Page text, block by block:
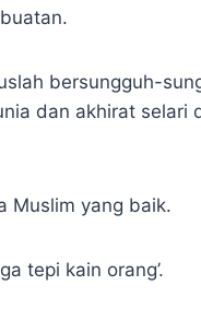
bersungguh-
dan akhirat selari
Muslim yang baik.
tepi kain orang’.